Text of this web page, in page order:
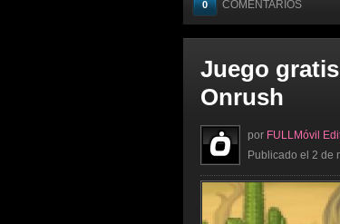
0 COMENTARIOS
Juego
Onrush
por FULLMóvil
Publicado el 2 de